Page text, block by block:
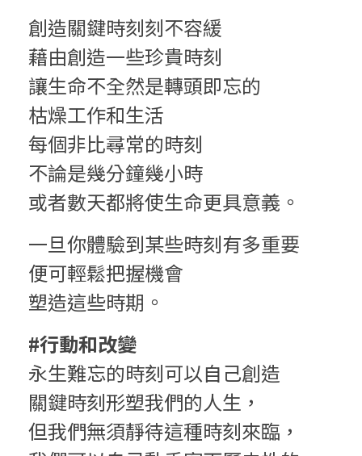
創造關鍵時刻刻不容緩
藉由創造一些珍貴時刻
讓生命不全然是轉頭即忘的
枯燥工作和生活
每個非比尋常的時刻
不論是幾分鐘幾小時
或者數天都將使生命更具意義。
一旦你體驗到某些時刻有多重要
便可輕鬆把握機會
塑造這些時期。
#行動和改變
永生難忘的時刻可以自己創造
關鍵時刻形塑我們的人生，
但我們無須靜待這種時刻來臨，